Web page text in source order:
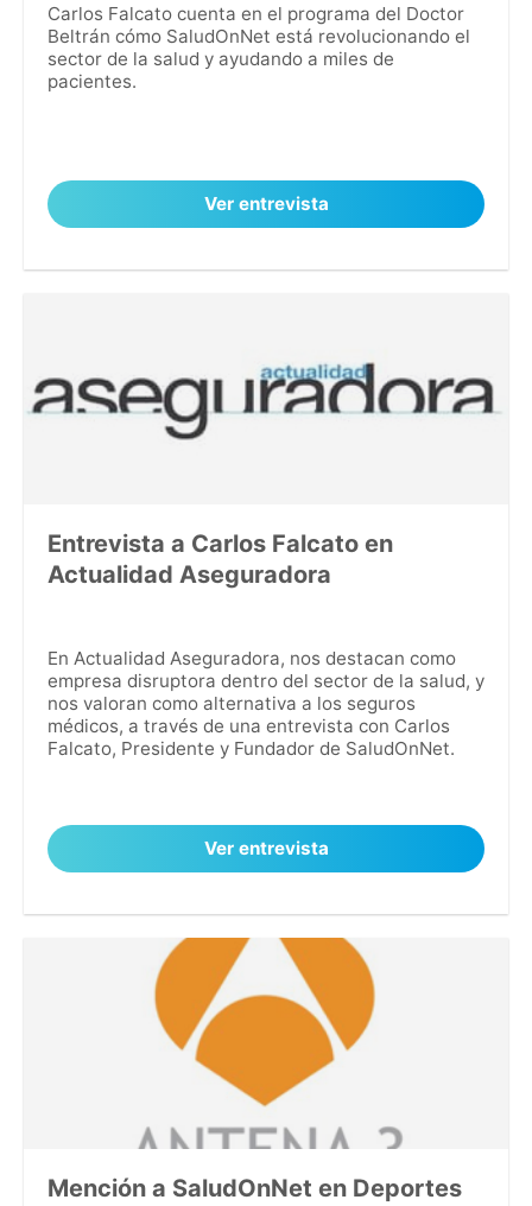
Carlos Falcato cuenta en el programa del Doctor
Beltrán cómo SaludOnNet está revolucionando el
sector de la salud y ayudando a miles de
pacientes.
Ver entrevista
Entrevista a Carlos Falcato en
Actualidad Aseguradora
En Actualidad Aseguradora, nos destacan como
empresa disruptora dentro del sector de la salud, y
nos valoran como alternativa a los seguros
médicos, a través de una entrevista con Carlos
Falcato, Presidente y Fundador de SaludOnNet.
Ver entrevista
Mención a SaludOnNet en Deportes